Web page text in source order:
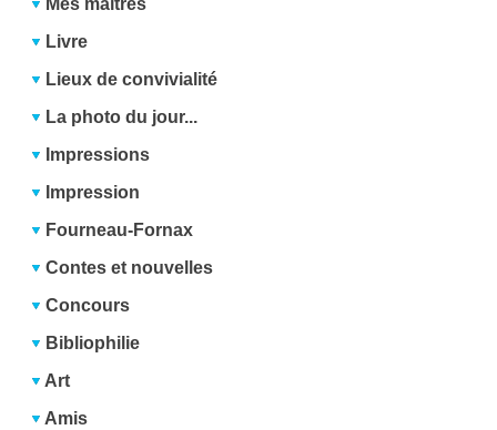
Mes maîtres
Livre
Lieux de convivialité
La photo du jour...
Impressions
Impression
Fourneau-Fornax
Contes et nouvelles
Concours
Bibliophilie
Art
Amis